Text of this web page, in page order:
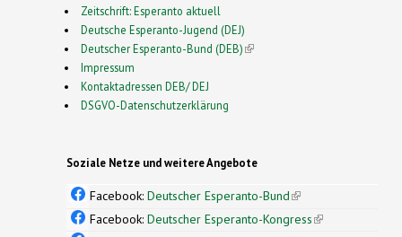
Zeitschrift: Esperanto aktuell
Deutsche Esperanto-Jugend (DEJ)
Deutscher Esperanto-Bund (DEB)(link is external)
Impressum
Kontaktadressen DEB/ DEJ
DSGVO-Datenschutzerklärung
Soziale Netze und weitere Angebote
Facebook: Deutscher Esperanto-Bund(link is
external)
Facebook: Deutscher Esperanto-Kongress(link is